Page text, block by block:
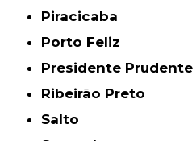
Piracicaba
Porto Feliz
Presidente Prudente
Ribeirão Preto
Salto